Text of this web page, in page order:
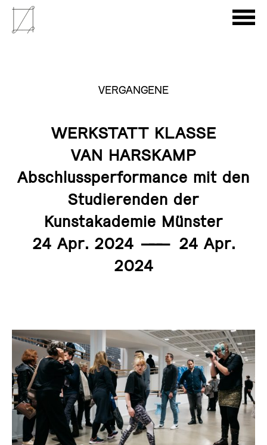
VERGANGENE
WERKSTATT KLASSE
VAN HARSKAMP
Abschlussperformance mit den
Studierenden der
Kunstakademie Münster
24 Apr. 2024 ———
24 Apr.
2024